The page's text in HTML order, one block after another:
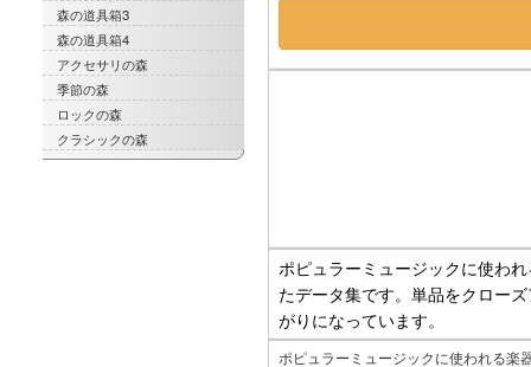
森の道具箱3
森の道具箱4
アクセサリの森
季節の森
ロックの森
クラシックの森
ポピュラーミュージックに使わ
たデータ集です。単品をクロー
がりになっています。
ポピュラーミュージックに使われる楽